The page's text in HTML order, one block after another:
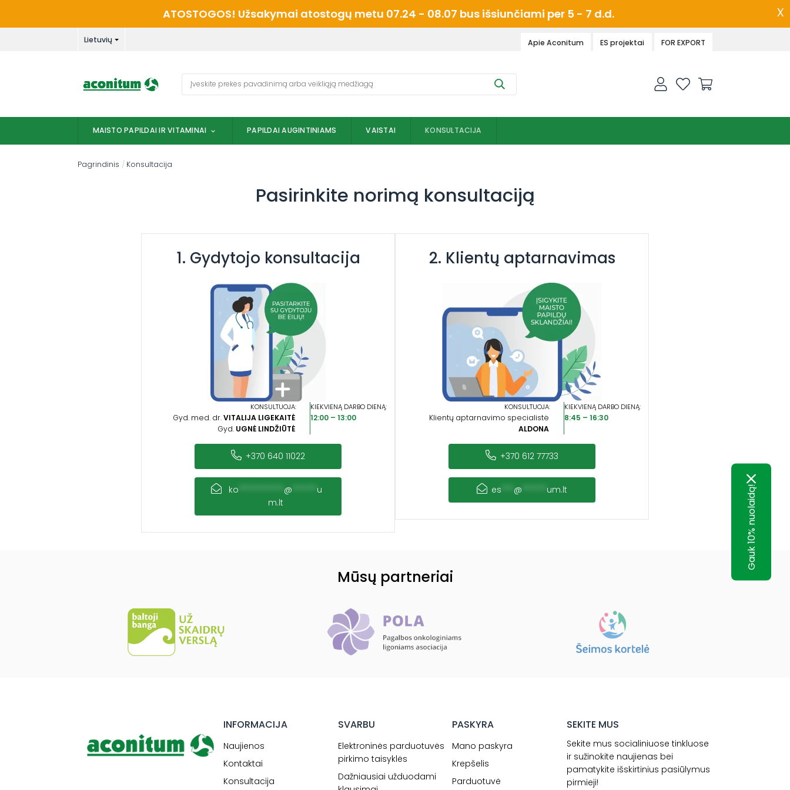
x
ATOSTOGOS! Užsakymai atostogų metu 07.24 - 08.07 bus išsiunčiami per 5 - 7 d.d.
Lietuvių Apie Aconitum ES projektai FOR EXPORT
Ieškoti:
MAISTO PAPILDAI IR VITAMINAI PAPILDAI AUGINTINIAMS VAISTAI KONSULTACIJA
Pagrindinis / Konsultacija
Pasirinkite norimą konsultaciją
1. Gydytojo konsultacija
KONSULTUOJA:
Gyd. med. dr.VITALIJA LIGEKAITĖ
Gyd. UGNĖ LINDŽIŪTĖ
KIEKVIENĄ DARBO DIENĄ:
12:00 – 13:00
+370 640 11022
ko @
u
m.lt
2. Klientų aptarnavimas
KONSULTUOJA:
Klientų aptarnavimo specialistė
ALDONA
KIEKVIENĄ DARBO DIENĄ:
8:45 – 16:30
+370 612 77733
es @ um.lt
Mūsų partneriai
INFORMACIJA
Naujienos
Kontaktai
Konsultacija
SVARBU
Elektroninės parduotuvės
pirkimo taisyklės
Dažniausiai užduodami
PASKYRA
Mano paskyra
Krepšelis
Parduotuvė
SEKITE MUS
Sekite mus socialiniuose tinkluose
ir sužinokite naujienas bei
pamatykite išskirtinius pasiūlymus
pirmieji!
Gauk 10% nuolaidą!